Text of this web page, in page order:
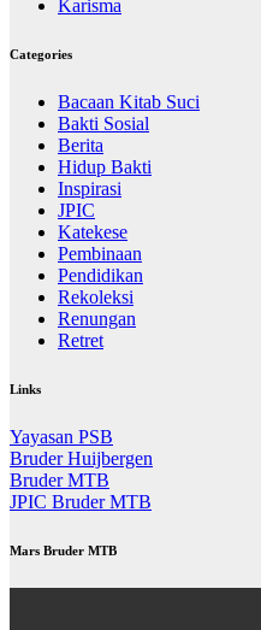
Karisma
Categories
Bacaan Kitab Suci
Bakti Sosial
Berita
Hidup Bakti
Inspirasi
JPIC
Katekese
Pembinaan
Pendidikan
Rekoleksi
Renungan
Retret
Links
Yayasan PSB
Bruder Huijbergen
Bruder MTB
JPIC Bruder MTB
Mars Bruder MTB